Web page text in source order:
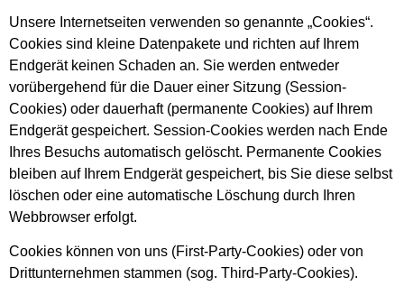
Unsere Internetseiten verwenden so genannte „Cookies“.
Cookies sind kleine Datenpakete und richten auf Ihrem
Endgerät keinen Schaden an. Sie werden entweder
vorübergehend für die Dauer einer Sitzung (Session-
Cookies) oder dauerhaft (permanente Cookies) auf Ihrem
Endgerät gespeichert. Session-Cookies werden nach Ende
Ihres Besuchs automatisch gelöscht. Permanente Cookies
bleiben auf Ihrem Endgerät gespeichert, bis Sie diese selbst
löschen oder eine automatische Löschung durch Ihren
Webbrowser erfolgt.
Cookies können von uns (First-Party-Cookies) oder von
Drittunternehmen stammen (sog. Third-Party-Cookies).